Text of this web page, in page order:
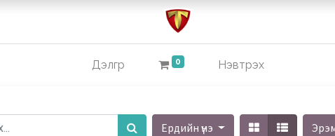
Дэлгүүр 0 Нэвтрэх
Ердийн үнэ